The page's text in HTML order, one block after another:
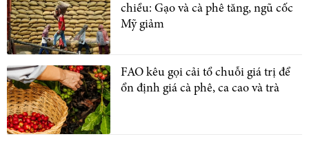
chiều: Gạo và cà phê tăng, ngũ cốc
Mỹ giảm
FAO kêu gọi cải tổ chuỗi giá trị để
ổn định giá cà phê, ca cao và trà